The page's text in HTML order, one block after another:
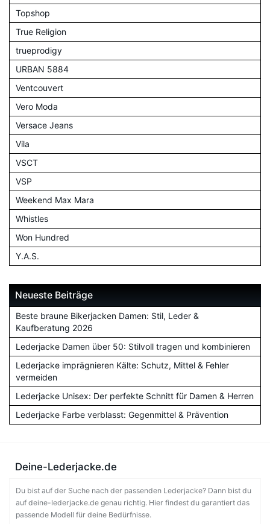
Topshop
True Religion
trueprodigy
URBAN 5884
Ventcouvert
Vero Moda
Versace Jeans
Vila
VSCT
VSP
Weekend Max Mara
Whistles
Won Hundred
Y.A.S.
Neueste Beiträge
Beste braune Bikerjacken Damen: Stil, Leder &
Kaufberatung 2026
Lederjacke Damen über 50: Stilvoll tragen und kombinieren
Lederjacke imprägnieren Kälte: Schutz, Mittel & Fehler
vermeiden
Lederjacke Unisex: Der perfekte Schnitt für Damen & Herren
Lederjacke Farbe verblasst: Gegenmittel & Prävention
Deine-Lederjacke.de
Du bist auf der Suche nach der passenden Lederjacke? Dann bist du
auf deine-lederjacke.de genau richtig. Hier findest du garantiert das
passende Modell für deine Bedürfnisse.